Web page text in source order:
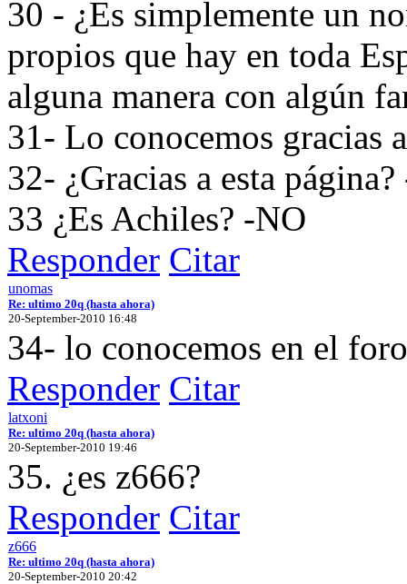
30 - ¿Es simplemente un
propios que hay en toda
alguna manera con algún
31- Lo conocemos gracias
32- ¿Gracias a esta
33 ¿Es Achiles? -NO
Responder Citar
unomas
Re: ultimo 20q (hasta ahora)
20-September-2010 16:48
34- lo conocemos en el
Responder Citar
latxoni
Re: ultimo 20q (hasta ahora)
20-September-2010 19:46
35. ¿es z666?
Responder Citar
z666
Re: ultimo 20q (hasta ahora)
20-September-2010 20:42